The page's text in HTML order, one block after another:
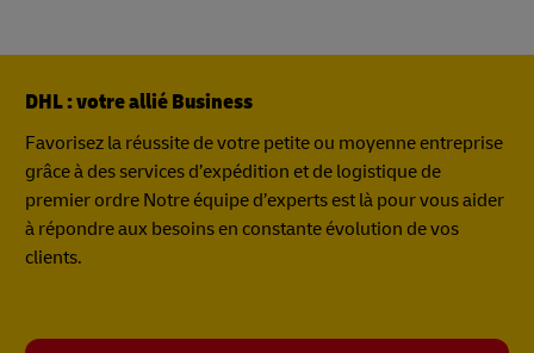
DHL : votre allié Business
Favorisez la réussite de votre petite ou moyenne entreprise
grâce à des services d’expédition et de logistique de
premier ordre Notre équipe d’experts est là pour vous aider
à répondre aux besoins en constante évolution de vos
clients.